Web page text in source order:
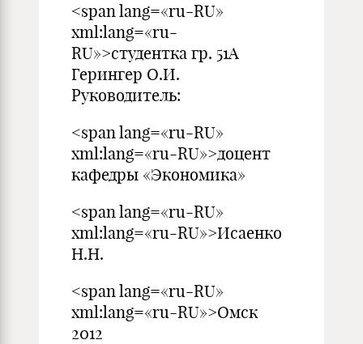
<span lang=«ru-RU»
xml:lang=«ru-
RU»>студентка гр. 51А
Герингер О.И.
Руководитель:
<span lang=«ru-RU»
xml:lang=«ru-RU»>доцент
кафедры «Экономика»
<span lang=«ru-RU»
xml:lang=«ru-RU»>Исаенко
Н.Н.
<span lang=«ru-RU»
xml:lang=«ru-RU»>Омск
2012